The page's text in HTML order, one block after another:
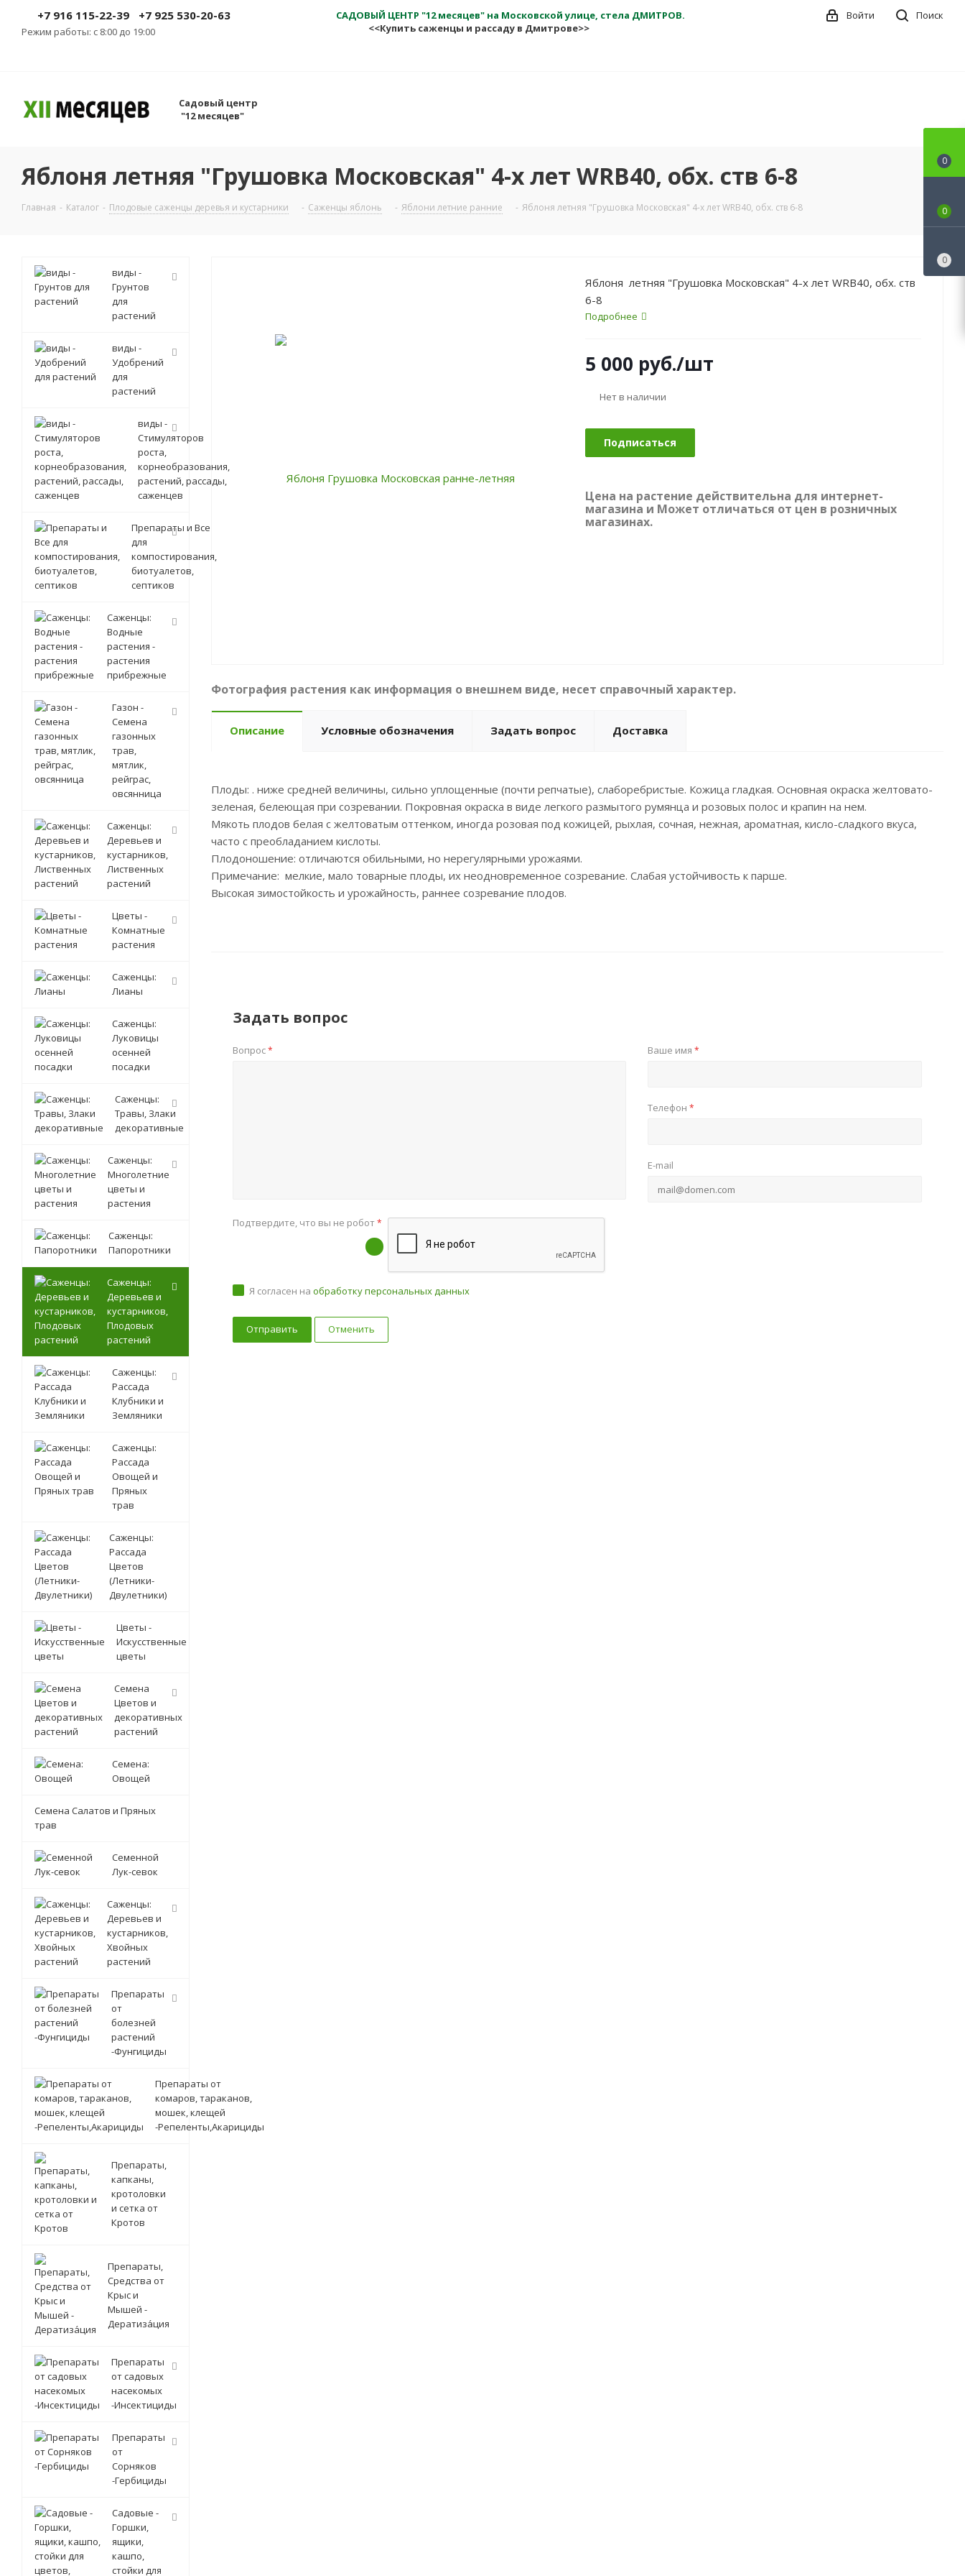
+7 916 115-22-39 +7 925 530-20-63
Режим работы: с 8:00 до 19:00
САДОВЫЙ ЦЕНТР "12 месяцев" на Московской улице, стела ДМИТРОВ.
<<Купить саженцы и рассаду в Дмитрове>>
Поиск
Войти
Садовый центр
"12 месяцев"
Яблоня летняя "Грушовка Московская" 4-x лет WRB40, обх. ств 6-8
Главная - Каталог - Плодовые саженцы деревья и кустарники - Саженцы яблонь - Яблони летние ранние - Яблоня летняя "Грушовка Московская" 4-x лет WRB40, обх. ств 6-8
Яблоня летняя "Грушовка Московская" 4-x лет WRB40, обх. ств
6-8
Подробнее
5 000 руб./шт
Нет в наличии
Подписаться
Цена на растение действительна для интернет-
магазина и Может отличаться от цен в розничных
магазинах.
Фотография растения как информация о внешнем виде, несет справочный характер.
Описание Условные обозначения Задать вопрос Доставка
Плоды: . ниже средней величины, сильно уплощенные (почти репчатые), слаборебристые. Кожица гладкая. Основная окраска желтовато-
зеленая, белеющая при созревании. Покровная окраска в виде легкого размытого румянца и розовых полос и крапин на нем.
Мякоть плодов белая с желтоватым оттенком, иногда розовая под кожицей, рыхлая, сочная, нежная, ароматная, кисло-сладкого вкуса,
часто с преобладанием кислоты.
Плодоношение: отличаются обильными, но нерегулярными урожаями.
Примечание: мелкие, мало товарные плоды, их неодновременное созревание. Слабая устойчивость к парше.
Высокая зимостойкость и урожайность, раннее созревание плодов.
Задать вопрос
Вопрос* Ваше имя *
Телефон *
E-mail
Подтвердите, что вы не робот*
Я согласен на обработку персональных данных
Отменить
виды -
Грунтов
для
растений
виды -
Удобрений
для
растений
виды -
Стимуляторов
роста,
корнеобразования,
растений, рассады,
саженцев
Препараты и Все
для
компостирования,
биотуалетов,
септиков
Саженцы:
Водные
растения -
растения
прибрежные
Газон -
Семена
газонных
трав,
мятлик,
рейграс,
овсянница
Саженцы:
Деревьев и
кустарников,
Лиственных
растений
Цветы -
Комнатные
растения
Саженцы:
Лианы
Саженцы:
Луковицы
осенней
посадки
Саженцы:
Травы, Злаки
декоративные
Саженцы:
Многолетние
цветы и
растения
Саженцы:
Папоротники
Саженцы:
Деревьев и
кустарников,
Плодовых
растений
Саженцы:
Рассада
Клубники и
Земляники
Саженцы:
Рассада
Овощей и
Пряных
трав
Саженцы:
Рассада
Цветов
(Летники-
Двулетники)
Цветы -
Искусственные
цветы
Семена
Цветов и
декоративных
растений
Семена:
Овощей
Семена Салатов и Пряных
трав
Семенной
Лук-севок
Саженцы:
Деревьев и
кустарников,
Хвойных
растений
Препараты
от
болезней
растений
-Фунгициды
Препараты от
комаров, тараканов,
мошек, клещей
-Репеленты,Акарициды
Препараты,
капканы,
кротоловки
и сетка от
Кротов
Препараты,
Средства от
Крыс и
Мышей -
Дератиза́ция
Препараты
от садовых
насекомых
-Инсектициды
Препараты
от
Сорняков
-Гербициды
Садовые -
Горшки,
ящики,
кашпо,
стойки для
0
0
0